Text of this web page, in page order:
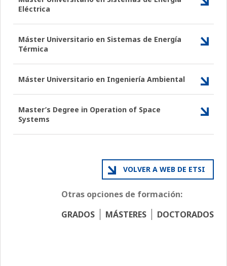
Eléctrica
Máster Universitario en Sistemas de Energía
Térmica
Máster Universitario en Ingeniería Ambiental
Master’s Degree in Operation of Space
Systems
VOLVER A WEB DE ETSI
Otras opciones de formación:
GRADOS
MÁSTERES DOCTORADOS